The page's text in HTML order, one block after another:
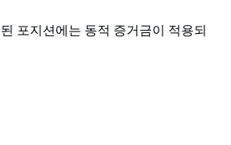
포지션에는 동적 증거금이 적용되